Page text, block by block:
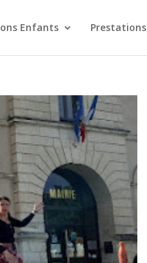
Enfants Prestations